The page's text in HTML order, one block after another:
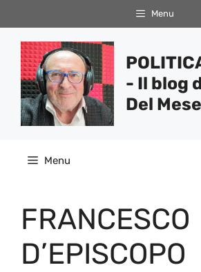
al
contenuto
Menu
- Il blog
Del Mese
Menu
FRANCESCO
D’EPISCOPO